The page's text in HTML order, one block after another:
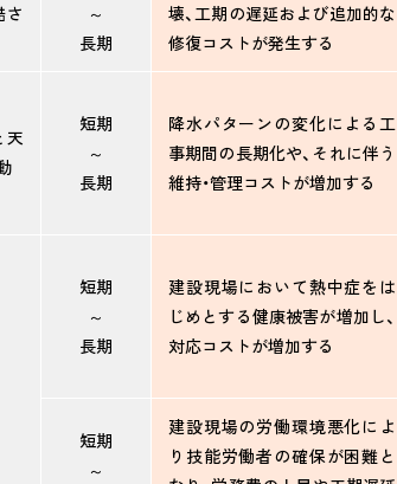
～
長期
壊、工期の遅延および追加的な
修復コストが発生する
天
短期
～
長期
降水パターンの変化による工
事期間の長期化や、それに伴う
維持・管理コストが増加する
短期
～
長期
建設現場において熱中症をは
じめとする健康被害が増加し、
対応コストが増加する
短期
～
建設現場の労働環境悪化によ
り技能労働者の確保が困難と